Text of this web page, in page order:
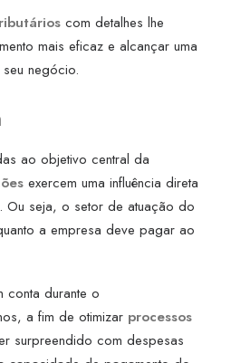
com detalhes lhe
mais eficaz e alcançar uma
negócio.
ao objetivo central da
exercem uma influência direta
Ou seja, o setor de atuação do
a empresa deve pagar ao
conta durante o
a fim de otimizar processos
surpreendido com despesas